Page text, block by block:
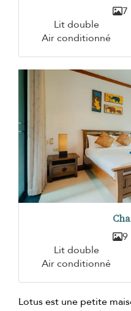
7
Lit double
Air conditionné
9
Lit double
Air conditionné
Lotus est une petite